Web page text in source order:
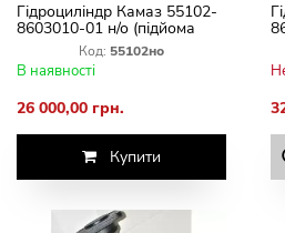
Гідроциліндр Камаз 55102-
8603010-01 н/о (підйома
кузова колгозник) 3-штовий
ГЦ 111.02.015 06
Код: 55102но
В наявності
26 000,00 грн.
Купити